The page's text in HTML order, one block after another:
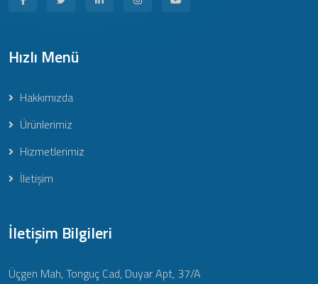
Hızlı Menü
Hakkımızda
Ürünlerimiz
Hizmetlerimiz
İletişim
İletişim Bilgileri
Üçgen Mah, Tonguç Cad, Duyar Apt, 37/A